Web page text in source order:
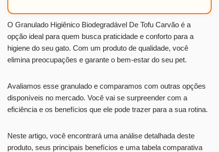
O Granulado Higiênico Biodegradável De Tofu Carvão é a
opção ideal para quem busca praticidade e conforto para a
higiene do seu gato. Com um produto de qualidade, você
elimina preocupações e garante o bem-estar do seu pet.
Avaliamos esse granulado e comparamos com outras opções
disponíveis no mercado. Você vai se surpreender com a
eficiência e os benefícios que ele pode trazer para a sua rotina.
Neste artigo, você encontrará uma análise detalhada deste
produto, seus principais benefícios e uma tabela comparativa